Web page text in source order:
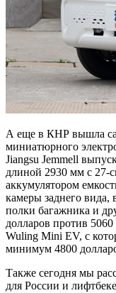
А еще в КНР вышла
миниатюрного
Jiangsu Jemmell
длиной 2930 мм с 27-
аккумулятором
камеры заднего вида,
полки багажника и
долларов против
Wuling Mini EV, с
минимум 4800
Также сегодня мы
для России и лифтбеке